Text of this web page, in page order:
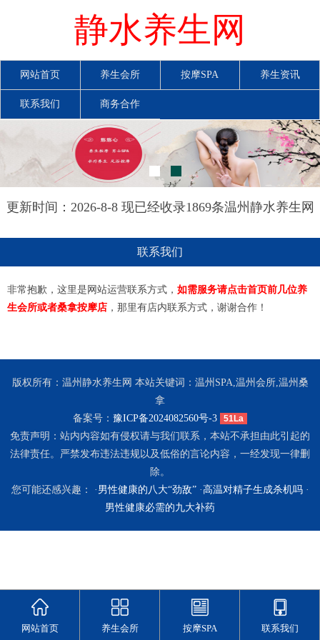
静水养生网
网站首页 养生会所 按摩SPA 养生资讯
联系我们 商务合作
更新时间：2026-8-8 现已经收录1869条温州静水养生网
联系我们
非常抱歉，这里是网站运营联系方式， 如需服务请点击首页前几位养
生会所或者桑拿按摩店 ，那里有店内联系方式，谢谢合作！
版权所有：温州静水养生网 本站关键词：温州SPA,温州会所,温州桑
拿
备案号： 豫ICP备2024082560号-3 51La
免责声明：站内内容如有侵权请与我们联系，本站不承担由此引起的
法律责任。严禁发布违法违规以及低俗的言论内容，一经发现一律删
除。
您可能还感兴趣： · 男性健康的八大“劲敌”·高温对精子生成杀机吗·
男性健康必需的九大补药
网站首页 养生会所 按摩SPA 联系我们